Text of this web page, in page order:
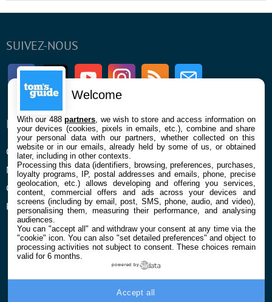
SUIVEZ-NOUS
FacebookTwitter Youtube InstagramRSS Newsletter
ENTREPRISE
Qui sommes nous
Mentions légales et CGU
Confidentialité et Cookies
Préférences cookies
À PROPOS
La rédaction
Contact
Welcome
With our 488partners , we wish to store and access information on
your devices (cookies, pixels in emails, etc.), combine and share
your personal data with our partners, whether collected on this
website or in our emails, already held by some of us, or obtained
later, including in other contexts.
Processing this data (identifiers, browsing, preferences, purchases,
loyalty programs, IP, postal addresses and emails, phone, precise
geolocation, etc.) allows developing and offering you services,
content, commercial offers and ads across your devices and
screens (including by email, post, SMS, phone, audio, and video),
personalising them, measuring their performance, and analysing
audiences.
You can "accept all" and withdraw your consent at any time via the
"cookie" icon. You can also "set detailed preferences" and object to
processing activities not subject to consent. These choices remain
valid for 6 months.
powered by
Accept all